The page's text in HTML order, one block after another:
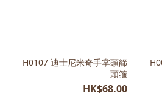
H0107 迪士尼米奇手掌頭篩
頭箍
HK$68.00